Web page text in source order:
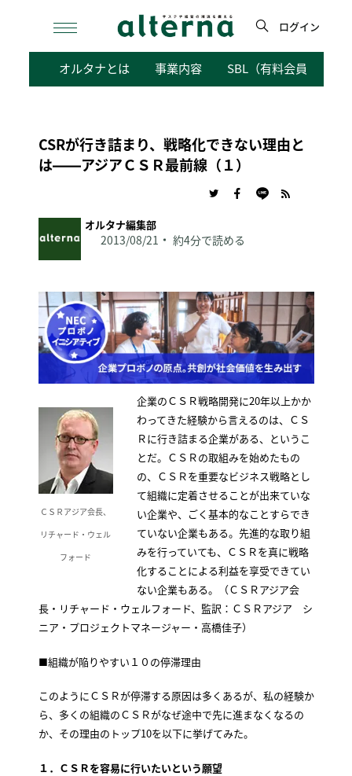
検
ログイン
オルタナとは 事業内容 SBL（有料会員向けサ
CSRが行き詰まり、戦略化できない理由と
は――アジアＣＳＲ最前線（１）
オルタナ編集部
2013/08/21 約4分で読める
ＣＳＲアジア会長、
リチャード・ウェル
フォード
企業のＣＳＲ戦略開発に20年以上かか
わってきた経験から言えるのは、ＣＳ
Ｒに行き詰まる企業がある、というこ
とだ。ＣＳＲの取組みを始めたもの
の、ＣＳＲを重要なビジネス戦略とし
て組織に定着させることが出来ていな
い企業や、ごく基本的なことすらでき
ていない企業もある。先進的な取り組
みを行っていても、ＣＳＲを真に戦略
化することによる利益を享受できてい
ない企業もある。（ＣＳＲアジア会
長・リチャード・ウェルフォード、監訳：ＣＳＲアジア シ
ニア・プロジェクトマネージャー・高橋佳子）
■組織が陥りやすい１０の停滞理由
このようにＣＳＲが停滞する原因は多くあるが、私の経験か
ら、多くの組織のＣＳＲがなぜ途中で先に進まなくなるの
か、その理由のトップ10を以下に挙げてみた。
１．ＣＳＲを容易に行いたいという願望